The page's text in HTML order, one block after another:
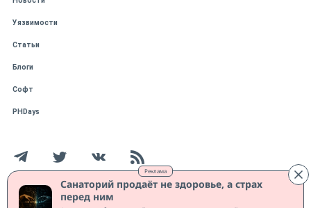
Реклама
Санаторий продаёт не здоровье, а страх
перед ним
Уязвимости
Статьи
Блоги
Софт
PHDays
Работает на CMS "1С-Битрикс: Управление сайтом"